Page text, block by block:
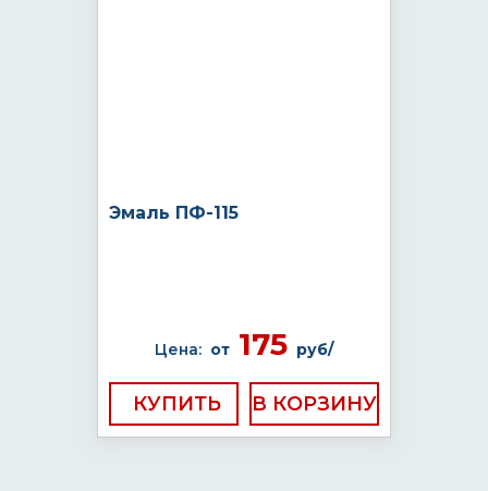
Эмаль ПФ-115
Цена: от 175 руб/
КУПИТЬ